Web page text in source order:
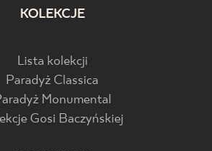
KOLEKCJE
Lista kolekcji
Paradyż Classica
Monumental
Gosi Baczyńskiej